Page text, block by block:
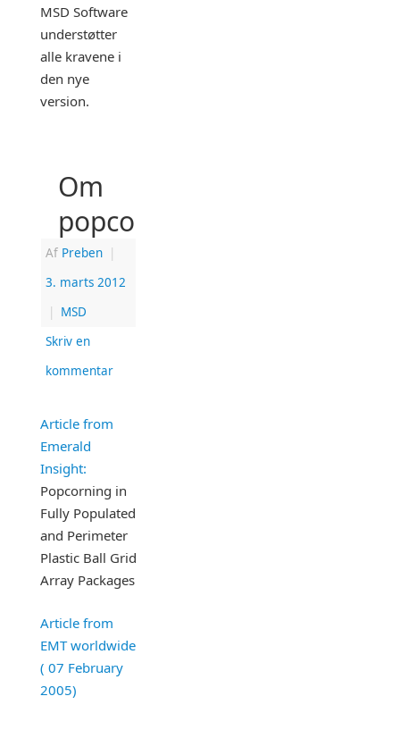
MSD Software
understøtter
alle kravene i
den nye
version.
Om
popcorning
Af Preben
3. marts 2012
MSD
Skriv en
kommentar
Article from
Emerald
Insight:
Popcorning in
Fully Populated
and Perimeter
Plastic Ball Grid
Array Packages
Article from
EMT worldwide
( 07 February
2005)